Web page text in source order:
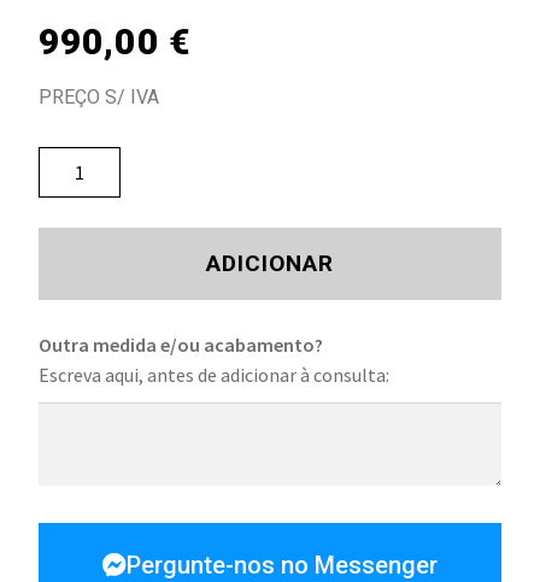
990,00 €
PREÇO S/ IVA
ADICIONAR
Outra medida e/ou acabamento?
Escreva aqui, antes de adicionar à consulta:
Pergunte-nos no Messenger